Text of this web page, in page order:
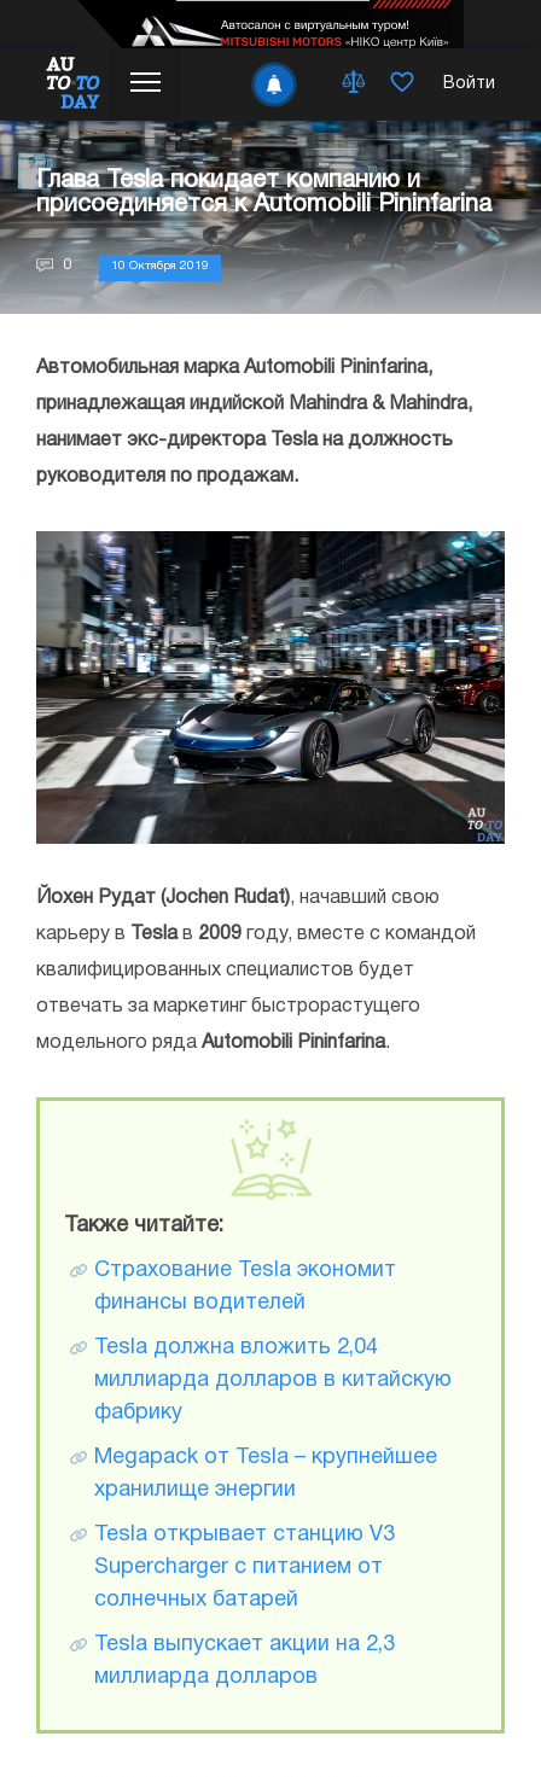
Войти
Глава Tesla покидает компанию и
присоединяется к Automobili Pininfarina
0 10 Октября 2019
Автомобильная марка Automobili Pininfarina,
принадлежащая индийской Mahindra & Mahindra,
нанимает экс-директора Tesla на должность
руководителя по продажам.
Йохен Рудат (Jochen Rudat), начавший свою
карьеру в Teslaв 2009 году, вместе с командой
квалифицированных специалистов будет
отвечать за маркетинг быстрорастущего
модельного ряда Automobili Pininfarina.
Также читайте:
Страхование Tesla экономит
финансы водителей
Tesla должна вложить 2,04
миллиарда долларов в китайскую
фабрику
Megapack от Tesla – крупнейшее
хранилище энергии
Tesla открывает станцию V3
Supercharger с питанием от
солнечных батарей
Tesla выпускает акции на 2,3
миллиарда долларов